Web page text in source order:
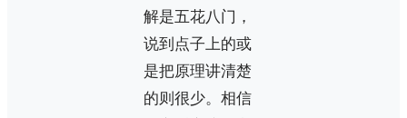
解是五花八门，
说到点子上的或
是把原理讲清楚
的则很少。相信